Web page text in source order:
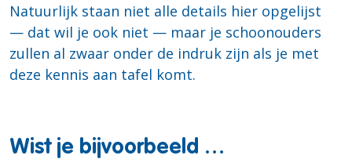
Natuurlijk staan niet alle details hier opgelijst
— dat wil je ook niet — maar je schoonouders
zullen al zwaar onder de indruk zijn als je met
deze kennis aan tafel komt.
Wist je bijvoorbeeld …